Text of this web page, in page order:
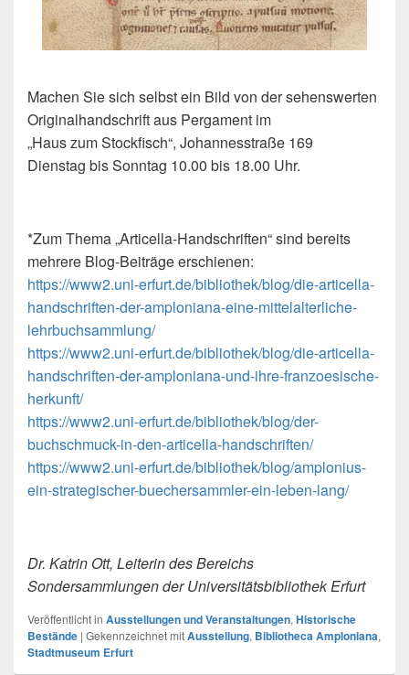
Machen Sie sich selbst ein Bild von der sehenswerten
Originalhandschrift aus Pergament im
„Haus zum Stockfisch“, Johannesstraße 169
Dienstag bis Sonntag 10.00 bis 18.00 Uhr.
*Zum Thema „Articella-Handschriften“ sind bereits
mehrere Blog-Beiträge erschienen:
https://www2.uni-erfurt.de/bibliothek/blog/die-articella-
handschriften-der-amploniana-eine-mittelalterliche-
lehrbuchsammlung/
https://www2.uni-erfurt.de/bibliothek/blog/die-articella-
handschriften-der-amploniana-und-ihre-franzoesische-
herkunft/
https://www2.uni-erfurt.de/bibliothek/blog/der-
buchschmuck-in-den-articella-handschriften/
https://www2.uni-erfurt.de/bibliothek/blog/amplonius-
ein-strategischer-buechersammler-ein-leben-lang/
Dr. Katrin Ott, Leiterin des Bereichs
Sondersammlungen der Universitätsbibliothek Erfurt
Veröffentlicht in Ausstellungen und Veranstaltungen, Historische
Bestände | Gekennzeichnet mitAusstellung, Bibliotheca Amploniana,
Stadtmuseum Erfurt